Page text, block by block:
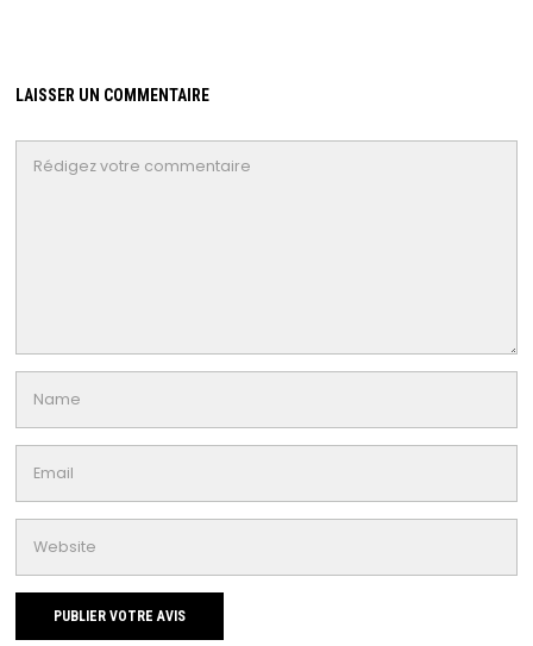
LAISSER UN COMMENTAIRE